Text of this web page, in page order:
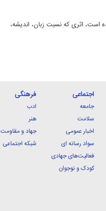
اثری که نسبت زبان، اندیشه،
اجتماعی
جامعه
سلامت
اخبار عمومی
سواد رسانه ای
فعالیت‌های جهادی
کودک و نوجوان
فرهنگی
ادب
هنر
جهاد و مقاومت
شبکه اجتماعی